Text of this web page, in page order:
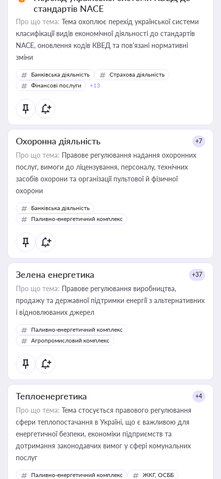
стандартів NACE
Про що тема: Тема охоплює перехід української системи
класифікації видів економічної діяльності до стандартів
NACE, оновлення кодів КВЕД та пов'язані нормативні
зміни
Банківська діяльність
Страхова діяльність
Фінансові послуги
+13
Охоронна діяльність +7
Про що тема: Правове регулювання надання охоронних
послуг, вимоги до ліцензування, персоналу, технічних
засобів охорони та організації пультової й фізичної
охорони
Банківська діяльність
Паливно-енергетичний комплекс
Зелена енергетика +37
Про що тема: Правове регулювання виробництва,
продажу та державної підтримки енергії з альтернативних
і відновлюваних джерел
Паливно-енергетичний комплекс
Агропромисловий комплекс
Теплоенергетика +4
Про що тема: Тема стосується правового регулювання
сфери теплопостачання в Україні, що є важливою для
енергетичної безпеки, економіки підприємств та
дотримання законодавчих вимог у сфері комунальних
послуг
Паливно-енергетичний комплекс ЖКГ, ОСББ